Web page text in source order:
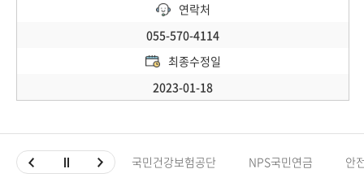
연락처
055-570-4114
최종수정일
2023-01-18
국민건강보험공단 NPS국민연금 안